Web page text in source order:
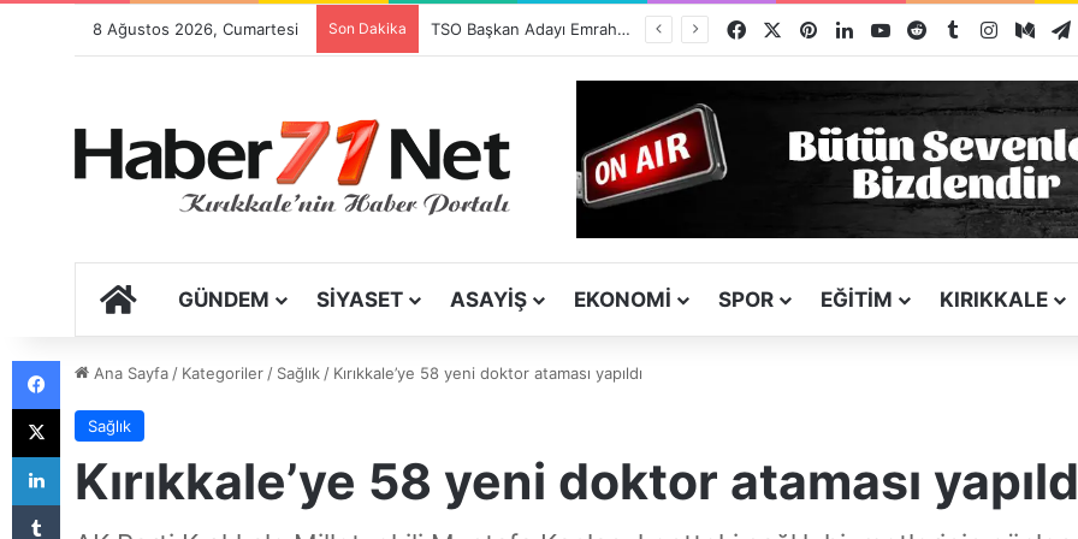
8 Ağustos 2026, Cumartesi Son Dakika Festival Sancısı Facebook PinterestLinkedInYouTubeRedditTumblrInstagram
ANA SAYFA
GÜNDEM SIYASET ASAYIŞ EKONOMI SPOR EĞITIM KIRIKKALE
Ana Sayfa/ Kategoriler/ Sağlık/ Kırıkkale’ye 58 yeni doktor ataması yapıldı
Sağlık
Kırıkkale’ye 58 yeni doktor ataması
Tumblr